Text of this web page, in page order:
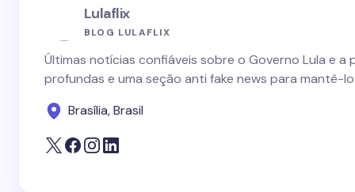
Lulaflix
BLOG LULAFLIX
Últimas notícias confiáveis sobre o Governo Lula e
profundas e uma seção anti fake news para mantê-
Brasília, Brasil